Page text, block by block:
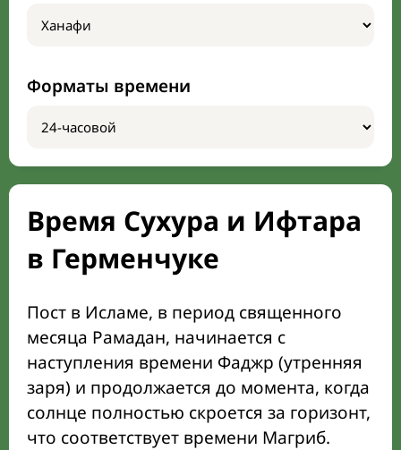
Форматы времени
Время Сухура и Ифтара
в Герменчуке
Пост в Исламе, в период священного
месяца Рамадан, начинается с
наступления времени Фаджр (утренняя
заря) и продолжается до момента, когда
солнце полностью скроется за горизонт,
что соответствует времени Магриб.